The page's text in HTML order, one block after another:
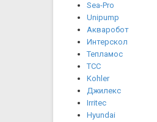
Sea-Pro
Unipump
Акваробот
Интерскол
Тепламос
ТСС
Kohler
Джилекс
Irritec
Hyundai